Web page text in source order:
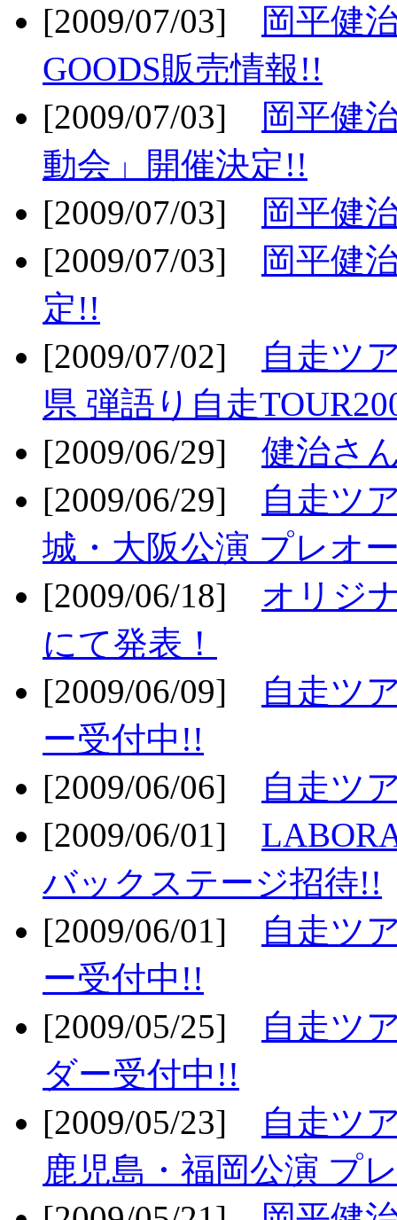
[2009/07/03]
岡平健
GOODS販売情報!!
[2009/07/03]
岡平健
動会」開催決定!!
[2009/07/03]
岡平健
[2009/07/03]
岡平健
定!!
[2009/07/02]
自走ツ
県 弾語り自走
[2009/06/29] 健治さ
[2009/06/29]
自走ツ
城・大阪公演 プレオ
[2009/06/18] オリジ
にて発表！
[2009/06/09]
自走ツ
ー受付中!!
[2009/06/06]
自走ツ
[2009/06/01]
バックステージ招待!!
[2009/06/01]
自走ツ
ー受付中!!
[2009/05/25]
自走ツ
ダー受付中!!
[2009/05/23]
自走ツ
鹿児島・福岡公演 プ